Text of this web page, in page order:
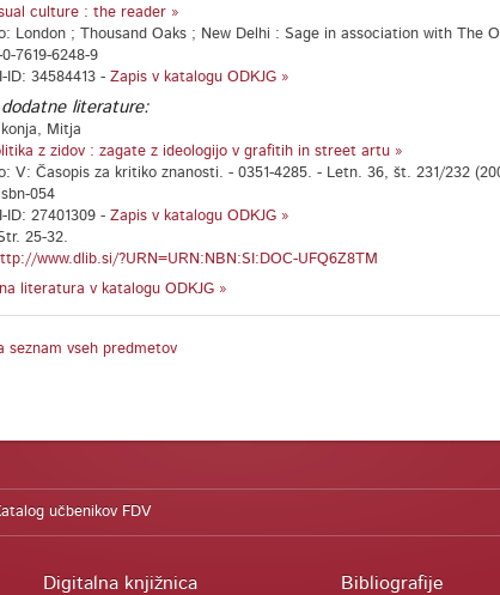
culture : the reader »
London ; Thousand Oaks ; New Delhi : Sage in association with The
7619-6248-9
ID: 34584413 - Zapis v katalogu ODKJG »
literature:
Mitja
z zidov : zagate z ideologijo v grafitih in street artu »
V: Časopis za kritiko znanosti. - 0351-4285. - Letn. 36, št. 231/232
054
ID: 27401309 - Zapis v katalogu ODKJG »
25-32.
www.dlib.si/?URN=URN:NBN:SI:DOC-UFQ6Z8TM
literatura v katalogu ODKJG »
seznam vseh predmetov
učbenikov FDV
Digitalna knjižnica Bibliografije